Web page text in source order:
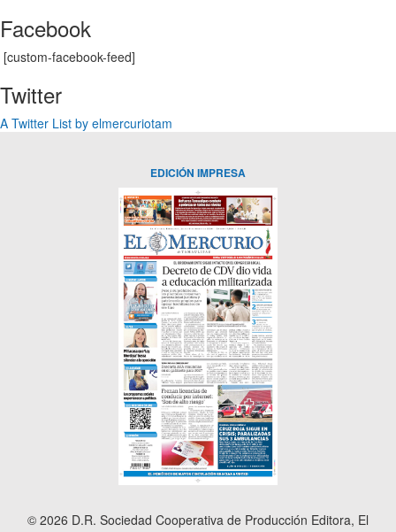
Facebook
[custom-facebook-feed]
Twitter
A Twitter List by elmercuriotam
EDICIÓN IMPRESA
© 2026 D.R. Sociedad Cooperativa de Producción Editora, El